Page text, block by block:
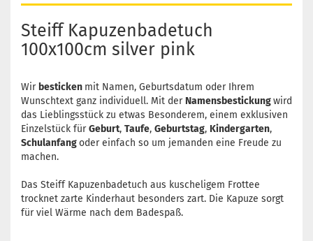
Steiff Kapuzenbadetuch
100x100cm silver pink
Wir besticken mit Namen, Geburtsdatum oder Ihrem
Wunschtext ganz individuell. Mit der Namensbestickungwird
das Lieblingsstück zu etwas Besonderem, einem exklusiven
Einzelstück fürGeburt, Taufe, Geburtstag, Kindergarten,
Schulanfangoder einfach so um jemanden eine Freude zu
machen.
Das Steiff Kapuzenbadetuch aus kuscheligem Frottee
trocknet zarte Kinderhaut besonders zart. Die Kapuze sorgt
für viel Wärme nach dem Badespaß.